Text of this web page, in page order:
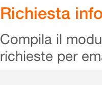
Richiesta
Compila il
richieste per